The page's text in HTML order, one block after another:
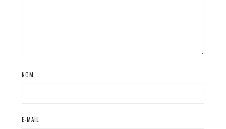
NOM
E-MAIL